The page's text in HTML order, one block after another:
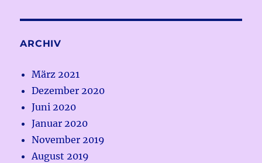
ARCHIV
März 2021
Dezember 2020
Juni 2020
Januar 2020
November 2019
August 2019